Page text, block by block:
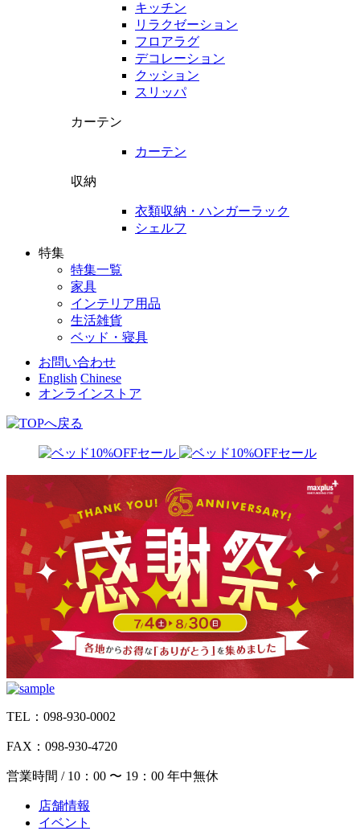
キッチン
リラクゼーション
フロアラグ
デコレーション
クッション
スリッパ
カーテン
カーテン
収納
衣類収納・ハンガーラック
シェルフ
特集
特集一覧
家具
インテリア用品
生活雑貨
ベッド・寝具
お問い合わせ
English Chinese
オンラインストア
TEL：098-930-0002
FAX：098-930-4720
営業時間 / 10：00 〜 19：00 年中無休
店舗情報
イベント